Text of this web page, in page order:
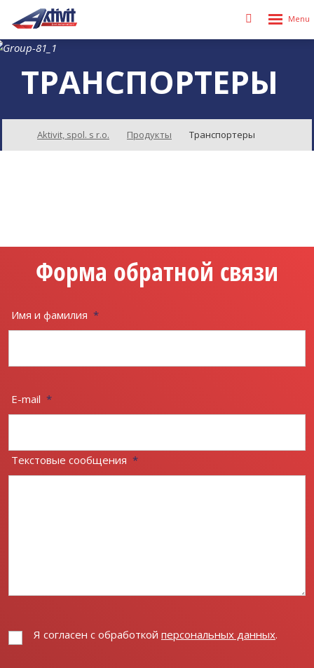
Vyhledávání
Rozbalení
ТРАНСПОРТЕРЫ
Aktivit, spol. s r.o. Продукты Транспортеры
Форма обратной связи
Имя и фамилия *
E-mail *
Текстовые сообщения *
Я согласен с обработкой персональных данных.